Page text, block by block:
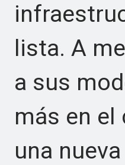
lista. A
a sus
más en el
una